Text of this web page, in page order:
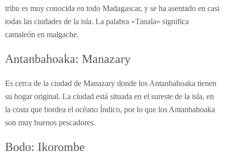
tribu es muy conocida en todo Madagascar, y se ha asentado en casi
todas las ciudades de la isla. La palabra «Tanala» significa
camaleón en malgache.
Antanbahoaka: Manazary
Es cerca de la ciudad de Manazary donde los Antanbahoaka tienen
su hogar original. La ciudad está situada en el sureste de la isla, en
la costa que bordea el océano Índico, por lo que los Antanbahoaka
son muy buenos pescadores.
Bodo: Ikorombe